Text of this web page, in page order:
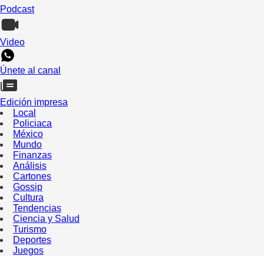
Podcast
Video
Únete al canal
Edición impresa
Local
Policiaca
México
Mundo
Finanzas
Análisis
Cartones
Gossip
Cultura
Tendencias
Ciencia y Salud
Turismo
Deportes
Juegos